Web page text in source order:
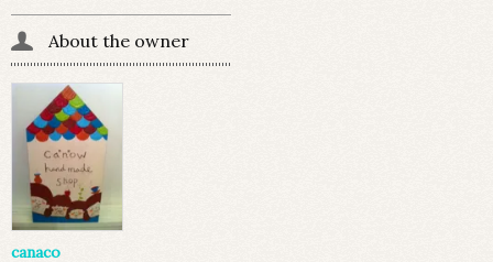
About the owner
canaco